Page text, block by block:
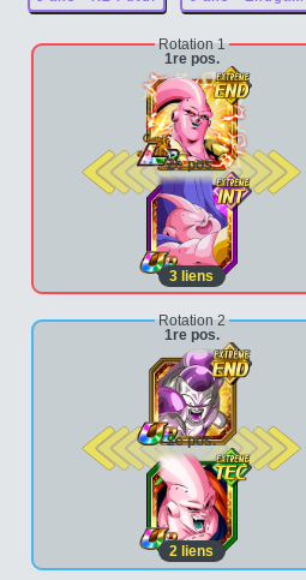
Rotation 1
1re pos.
2e pos.
3 liens
Rotation 2
1re pos.
2e pos.
2 liens